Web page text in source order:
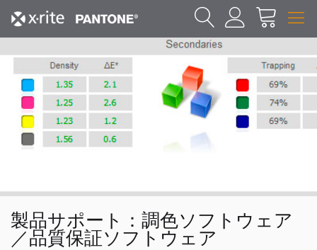
製品サポート：調色ソフトウェア
／品質保証ソフトウェア